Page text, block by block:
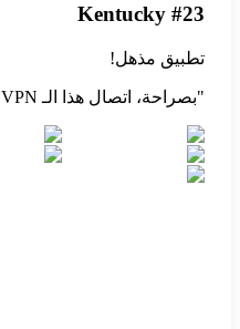
Kentucky #23
تطبيق مذهل!
"بصراحة، اتصال هذا الـ VPN مستقر وممتاز جداً!